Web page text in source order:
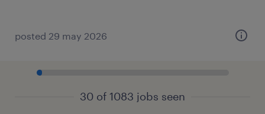
posted 29 may 2026
30 of 1083 jobs seen